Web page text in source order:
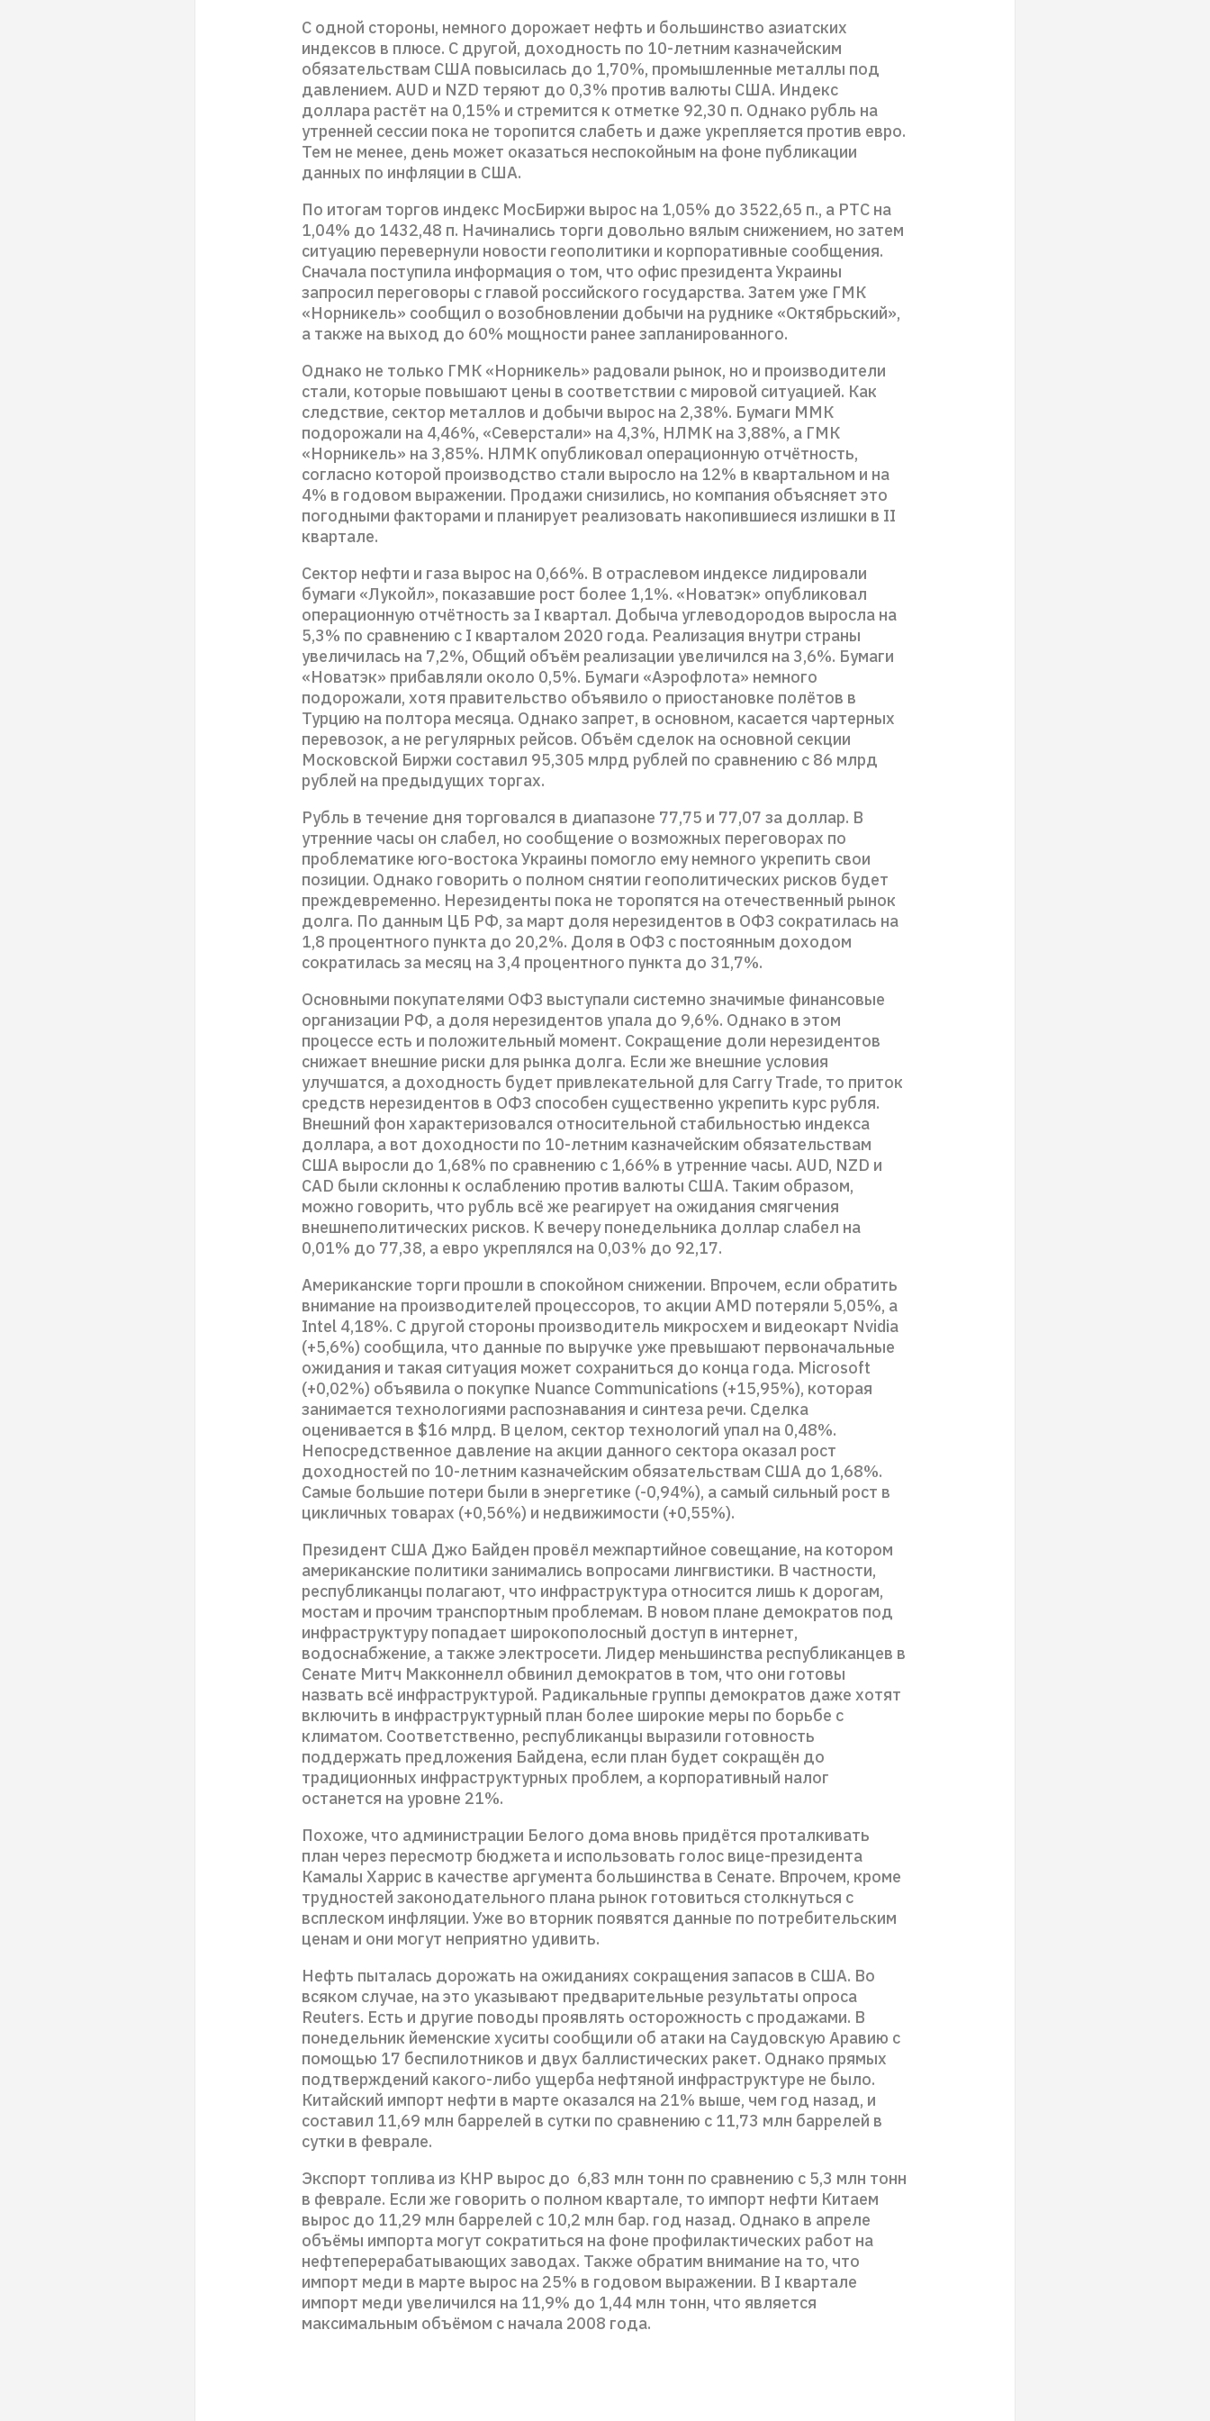
С одной стороны, немного дорожает нефть и большинство азиатских
индексов в плюсе. С другой, доходность по 10-летним казначейским
обязательствам США повысилась до 1,70%, промышленные металлы под
давлением. AUD и NZD теряют до 0,3% против валюты США. Индекс
доллара растёт на 0,15% и стремится к отметке 92,30 п. Однако рубль на
утренней сессии пока не торопится слабеть и даже укрепляется против евро.
Тем не менее, день может оказаться неспокойным на фоне публикации
данных по инфляции в США.
По итогам торгов индекс МосБиржи вырос на 1,05% до 3522,65 п., а РТС на
1,04% до 1432,48 п. Начинались торги довольно вялым снижением, но затем
ситуацию перевернули новости геополитики и корпоративные сообщения.
Сначала поступила информация о том, что офис президента Украины
запросил переговоры с главой российского государства. Затем уже ГМК
«Норникель» сообщил о возобновлении добычи на руднике «Октябрьский»,
а также на выход до 60% мощности ранее запланированного.
Однако не только ГМК «Норникель» радовали рынок, но и производители
стали, которые повышают цены в соответствии с мировой ситуацией. Как
следствие, сектор металлов и добычи вырос на 2,38%. Бумаги ММК
подорожали на 4,46%, «Северстали» на 4,3%, НЛМК на 3,88%, а ГМК
«Норникель» на 3,85%. НЛМК опубликовал операционную отчётность,
согласно которой производство стали выросло на 12% в квартальном и на
4% в годовом выражении. Продажи снизились, но компания объясняет это
погодными факторами и планирует реализовать накопившиеся излишки в II
квартале.
Сектор нефти и газа вырос на 0,66%. В отраслевом индексе лидировали
бумаги «Лукойл», показавшие рост более 1,1%. «Новатэк» опубликовал
операционную отчётность за I квартал. Добыча углеводородов выросла на
5,3% по сравнению с I кварталом 2020 года. Реализация внутри страны
увеличилась на 7,2%, Общий объём реализации увеличился на 3,6%. Бумаги
«Новатэк» прибавляли около 0,5%. Бумаги «Аэрофлота» немного
подорожали, хотя правительство объявило о приостановке полётов в
Турцию на полтора месяца. Однако запрет, в основном, касается чартерных
перевозок, а не регулярных рейсов. Объём сделок на основной секции
Московской Биржи составил 95,305 млрд рублей по сравнению с 86 млрд
рублей на предыдущих торгах.
Рубль в течение дня торговался в диапазоне 77,75 и 77,07 за доллар. В
утренние часы он слабел, но сообщение о возможных переговорах по
проблематике юго-востока Украины помогло ему немного укрепить свои
позиции. Однако говорить о полном снятии геополитических рисков будет
преждевременно. Нерезиденты пока не торопятся на отечественный рынок
долга. По данным ЦБ РФ, за март доля нерезидентов в ОФЗ сократилась на
1,8 процентного пункта до 20,2%. Доля в ОФЗ с постоянным доходом
сократилась за месяц на 3,4 процентного пункта до 31,7%.
Основными покупателями ОФЗ выступали системно значимые финансовые
организации РФ, а доля нерезидентов упала до 9,6%. Однако в этом
процессе есть и положительный момент. Сокращение доли нерезидентов
снижает внешние риски для рынка долга. Если же внешние условия
улучшатся, а доходность будет привлекательной для Carry Trade, то приток
средств нерезидентов в ОФЗ способен существенно укрепить курс рубля.
Внешний фон характеризовался относительной стабильностью индекса
доллара, а вот доходности по 10-летним казначейским обязательствам
США выросли до 1,68% по сравнению с 1,66% в утренние часы. AUD, NZD и
CAD были склонны к ослаблению против валюты США. Таким образом,
можно говорить, что рубль всё же реагирует на ожидания смягчения
внешнеполитических рисков. К вечеру понедельника доллар слабел на
0,01% до 77,38, а евро укреплялся на 0,03% до 92,17.
Американские торги прошли в спокойном снижении. Впрочем, если обратить
внимание на производителей процессоров, то акции AMD потеряли 5,05%, а
Intel 4,18%. С другой стороны производитель микросхем и видеокарт Nvidia
(+5,6%) сообщила, что данные по выручке уже превышают первоначальные
ожидания и такая ситуация может сохраниться до конца года. Microsoft
(+0,02%) объявила о покупке Nuance Communications (+15,95%), которая
занимается технологиями распознавания и синтеза речи. Сделка
оценивается в $16 млрд. В целом, сектор технологий упал на 0,48%.
Непосредственное давление на акции данного сектора оказал рост
доходностей по 10-летним казначейским обязательствам США до 1,68%.
Самые большие потери были в энергетике (-0,94%), а самый сильный рост в
цикличных товарах (+0,56%) и недвижимости (+0,55%).
Президент США Джо Байден провёл межпартийное совещание, на котором
американские политики занимались вопросами лингвистики. В частности,
республиканцы полагают, что инфраструктура относится лишь к дорогам,
мостам и прочим транспортным проблемам. В новом плане демократов под
инфраструктуру попадает широкополосный доступ в интернет,
водоснабжение, а также электросети. Лидер меньшинства республиканцев в
Сенате Митч Макконнелл обвинил демократов в том, что они готовы
назвать всё инфраструктурой. Радикальные группы демократов даже хотят
включить в инфраструктурный план более широкие меры по борьбе с
климатом. Соответственно, республиканцы выразили готовность
поддержать предложения Байдена, если план будет сокращён до
традиционных инфраструктурных проблем, а корпоративный налог
останется на уровне 21%.
Похоже, что администрации Белого дома вновь придётся проталкивать
план через пересмотр бюджета и использовать голос вице-президента
Камалы Харрис в качестве аргумента большинства в Сенате. Впрочем, кроме
трудностей законодательного плана рынок готовиться столкнуться с
всплеском инфляции. Уже во вторник появятся данные по потребительским
ценам и они могут неприятно удивить.
Нефть пыталась дорожать на ожиданиях сокращения запасов в США. Во
всяком случае, на это указывают предварительные результаты опроса
Reuters. Есть и другие поводы проявлять осторожность с продажами. В
понедельник йеменские хуситы сообщили об атаки на Саудовскую Аравию с
помощью 17 беспилотников и двух баллистических ракет. Однако прямых
подтверждений какого-либо ущерба нефтяной инфраструктуре не было.
Китайский импорт нефти в марте оказался на 21% выше, чем год назад, и
составил 11,69 млн баррелей в сутки по сравнению с 11,73 млн баррелей в
сутки в феврале.
Экспорт топлива из КНР вырос до 6,83 млн тонн по сравнению с 5,3 млн тонн
в феврале. Если же говорить о полном квартале, то импорт нефти Китаем
вырос до 11,29 млн баррелей с 10,2 млн бар. год назад. Однако в апреле
объёмы импорта могут сократиться на фоне профилактических работ на
нефтеперерабатывающих заводах. Также обратим внимание на то, что
импорт меди в марте вырос на 25% в годовом выражении. В I квартале
импорт меди увеличился на 11,9% до 1,44 млн тонн, что является
максимальным объёмом с начала 2008 года.